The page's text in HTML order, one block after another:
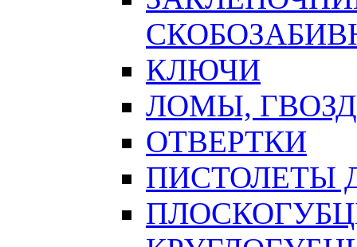
КЛЮЧИ
ЛОМЫ,
ОТВЕРТКИ
ПИСТОЛЕТЫ